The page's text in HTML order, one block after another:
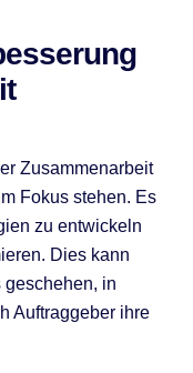
Zusammenarbeit
Fokus stehen. Es
zu entwickeln
Dies kann
in
Auftraggeber ihre